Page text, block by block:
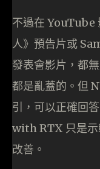
不過在 YouTube
人》預告片或
發表會影片，都
都是亂蓋的。但
引，可以正確回
with RTX 只是示
改善。